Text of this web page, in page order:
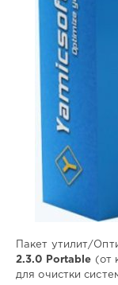
Portable
Windows
Manager
очистка
системы
настройка
системы
настройка
настройка
сети,
оптимизация
системы
Пакет утилит/
2.3.0 Portable (от
для очистки